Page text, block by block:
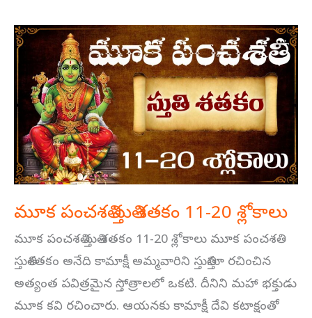
మూక పంచశతి స్తుతి శతకం 11-20 శ్లోకాలు
మూక పంచశతి స్తుతి శతకం 11-20 శ్లోకాలు మూక పంచశతి
స్తుతిశతకం అనేది కామాక్షీ అమ్మవారిని స్తుతిస్తూ రచించిన
అత్యంత పవిత్రమైన స్తోత్రాలలో ఒకటి. దీనిని మహా భక్తుడు
మూక కవి రచించారు. ఆయనకు కామాక్షీ దేవి కటాక్షంతో
మూక
పంచశతి
స్తుతి
శతకం
11-
20
శ్లోకాలు